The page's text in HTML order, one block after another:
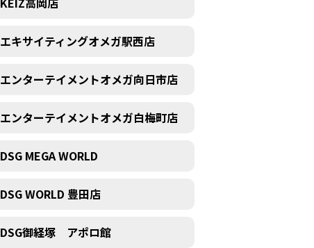
エキサイティングオメガ駅西店
エンターテイメントオメガ向日市店
エンターテイメントオメガ白梅町店
DSG MEGA WORLD
DSG WORLD 豊田店
DSG御経塚 アポロ館